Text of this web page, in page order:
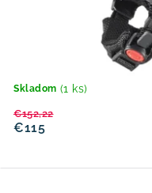
Skladom (1 ks)
€115
€152,22